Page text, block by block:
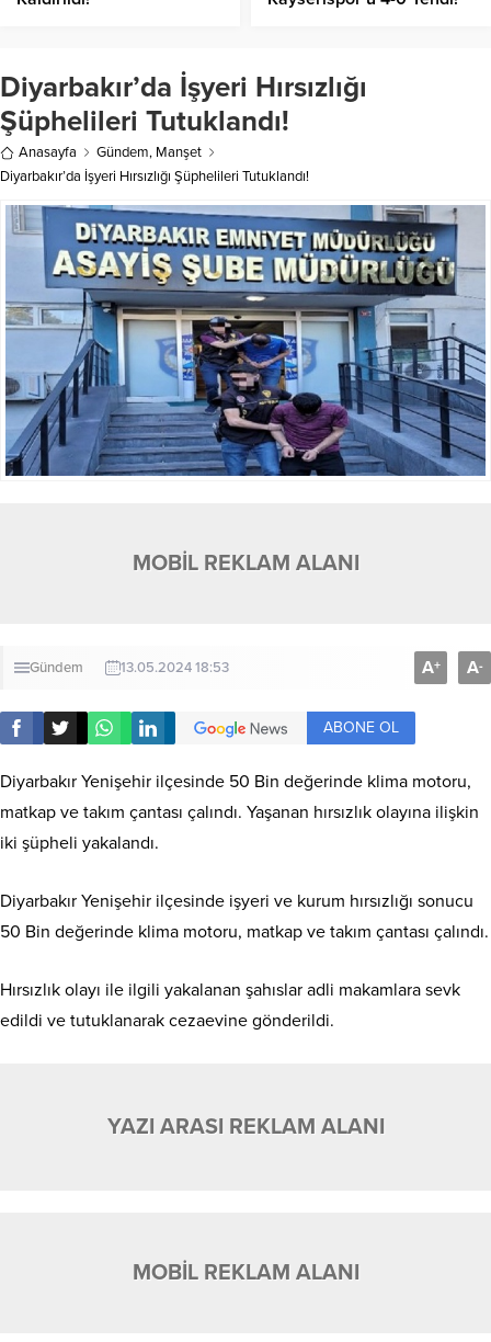
Diyarbakır’da İşyeri Hırsızlığı
Şüphelileri Tutuklandı!
Anasayfa Gündem, Manşet
Diyarbakır’da İşyeri Hırsızlığı Şüphelileri Tutuklandı!
MOBİL REKLAM ALANI
Gündem 13.05.2024 18:53 A+ A-
ABONE OL
Diyarbakır Yenişehir ilçesinde 50 Bin değerinde klima motoru,
matkap ve takım çantası çalındı. Yaşanan hırsızlık olayına ilişkin
iki şüpheli yakalandı.
Diyarbakır Yenişehir ilçesinde işyeri ve kurum hırsızlığı sonucu
50 Bin değerinde klima motoru, matkap ve takım çantası çalındı.
Hırsızlık olayı ile ilgili yakalanan şahıslar adli makamlara sevk
edildi ve tutuklanarak cezaevine gönderildi.
YAZI ARASI REKLAM ALANI
MOBİL REKLAM ALANI